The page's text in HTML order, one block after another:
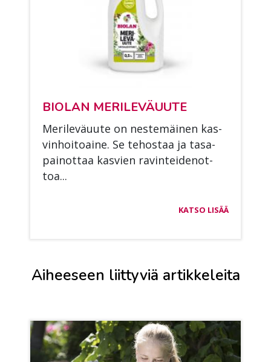
BIO­LAN ME­RI­LE­VÄ­UU­TE
Me­ri­le­vä­uu­te on nes­te­mäi­nen kas­
vin­hoi­toai­ne. Se te­hos­taa ja ta­sa­
pai­not­taa kas­vien ra­vin­tei­den­ot­
toa...
KATSO LISÄÄ
Aiheeseen liittyviä artikkeleita